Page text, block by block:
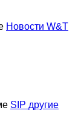
Новости W&T
SIP другие